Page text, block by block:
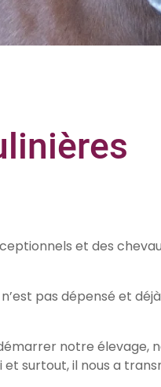
et des
pas dépensé et
notre élevage,
surtout, il nous a